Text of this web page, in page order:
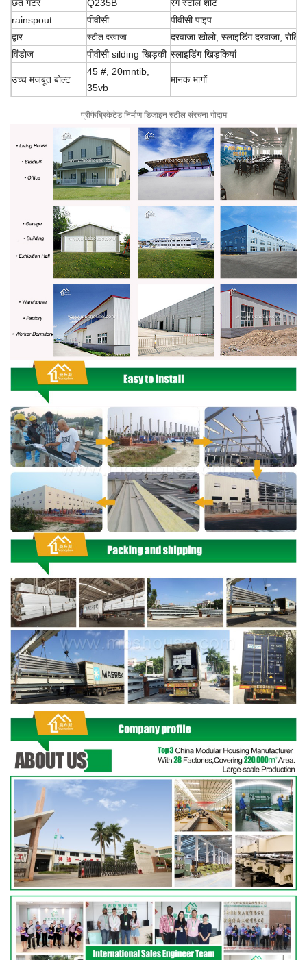
छत गटर Q235B
रंग स्टील शीट
rainspout
पीवीसी
पीवीसी पाइप
द्वार
स्टील दरवाजा दरवाजा खोलो, स्लाइडिंगदरवाजा, रोलिंग
विंडोज
पीवीसी silding खिड़की स्लाइडिंग खिड़कियां
उच्च मजबूत बोल्ट
45 #, 20mntib,
35vb
मानक भागों
प्रीफैब्रिकेटेड निर्माण डिजाइन स्टील संरचना गोदाम